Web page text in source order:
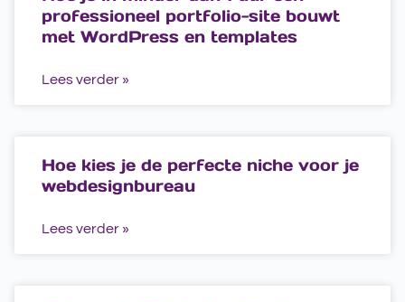
professioneel portfolio-site bouwt
met WordPress en templates
Lees verder »
Hoe kies je de perfecte niche voor je
webdesignbureau
Lees verder »